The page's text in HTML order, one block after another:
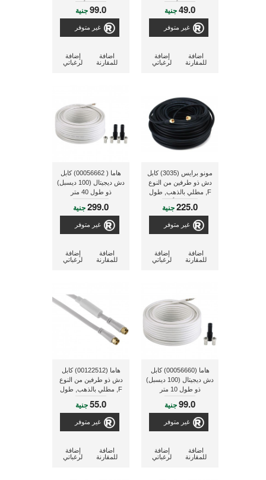
3.6 متر, 75 أوم ذو لون
أسود49.0جنية
غير متوفر
إضافة
لرغباتي
اضافة
للمقارنة
15.24 متر, 75 أوم ذو لون
أسود99.0جنية
غير متوفر
إضافة
لرغباتي
اضافة
للمقارنة
مونو برايس (3035) كابل
دش ذو طرفين من النوع
F, مطلي بالذهب, طول
30.48 متر, 75 أوم ذو لون
أسود
225.0جنية
غير متوفر
إضافة
لرغباتي
اضافة
للمقارنة
هاما ( 00056662) كابل
دش ديجيتال (100 ديسبل)
ذو طول 40 متر
299.0جنية
غير متوفر
إضافة
لرغباتي
اضافة
للمقارنة
هاما (00056660) كابل
دش ديجيتال (100 ديسبل)
ذو طول 10 متر
99.0جنية
غير متوفر
إضافة
لرغباتي
اضافة
للمقارنة
هاما (00122512) كابل
دش ذو طرفين من النوع
F, مطلي بالذهب, طول
55.0جنية
غير متوفر
إضافة
لرغباتي
اضافة
للمقارنة